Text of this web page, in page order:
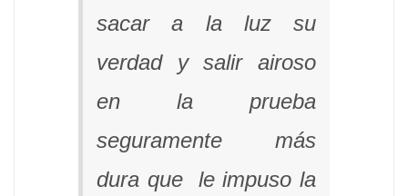
sacar a la luz su
verdad y salir airoso
en la prueba
seguramente más
dura que le impuso la